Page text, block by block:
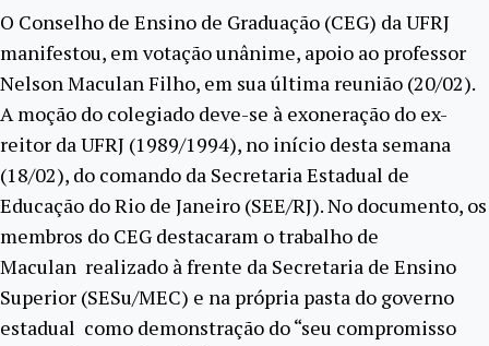
O Conselho de Ensino de Graduação (CEG) da UFRJ
manifestou, em votação unânime, apoio ao professor
Nelson Maculan Filho, em sua última reunião (20/02).
A moção do colegiado deve-se à exoneração do ex-
reitor da UFRJ (1989/1994), no início desta semana
(18/02), do comando da Secretaria Estadual de
Educação do Rio de Janeiro (SEE/RJ). No documento, os
membros do CEG destacaram o trabalho de
Maculan realizado à frente da Secretaria de Ensino
Superior (SESu/MEC) e na própria pasta do governo
estadual como demonstração do “seu compromisso